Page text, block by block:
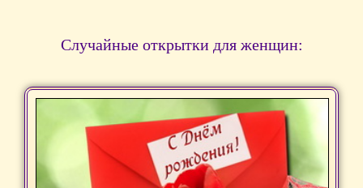
Случайные открытки для женщин: